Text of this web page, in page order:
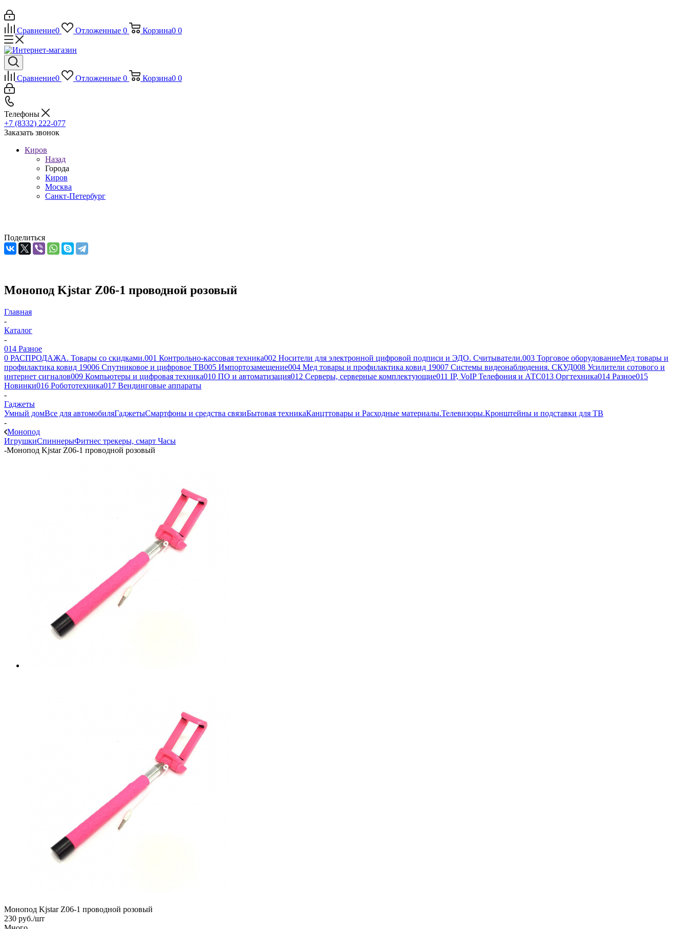
Сравнение0 Отложенные 0 Корзина0 0
Сравнение0 Отложенные 0 Корзина0 0
Телефоны
+7 (8332) 222-077
Заказать звонок
Киров
Назад
Города
Киров
Москва
Санкт-Петербург
Поделиться
Монопод Kjstar Z06-1 проводной розовый
Главная
-
Каталог
-
014 Разное
0 РАСПРОДАЖА. Товары со скидками.001 Контрольно-кассовая техника002 Носители для электронной цифровой подписи и ЭДО. Считыватели.003 Торговое оборудованиеМед товары и
профилактика ковид 19006 Спутниковое и цифровое ТВ005 Импортозамещение004 Мед товары и профилактика ковид 19007 Системы видеонаблюдения. СКУД008 Усилители сотового и
интернет сигналов009 Компьютеры и цифровая техника010 ПО и автоматизация012 Серверы, серверные комплектующие011 IP, VoIP Телефония и АТС013 Оргтехника014 Разное015
Новинки016 Робототехника017 Вендинговые аппараты
-
Гаджеты
Умный домВсе для автомобиляГаджетыСмартфоны и средства связиБытовая техникаКанцттовары и Расходные материалы.Телевизоры.Кронштейны и подставки для ТВ
-
Монопод
ИгрушкиСпиннерыФитнес трекеры, смарт Часы
-Монопод Kjstar Z06-1 проводной розовый
Монопод Kjstar Z06-1 проводной розовый
230 руб./шт